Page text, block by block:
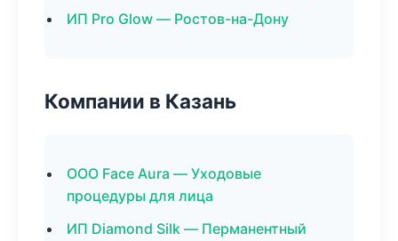
ИП Pro Glow — Ростов-на-Дону
Компании в Казань
ООО Face Aura — Уходовые
процедуры для лица
ИП Diamond Silk — Перманентный